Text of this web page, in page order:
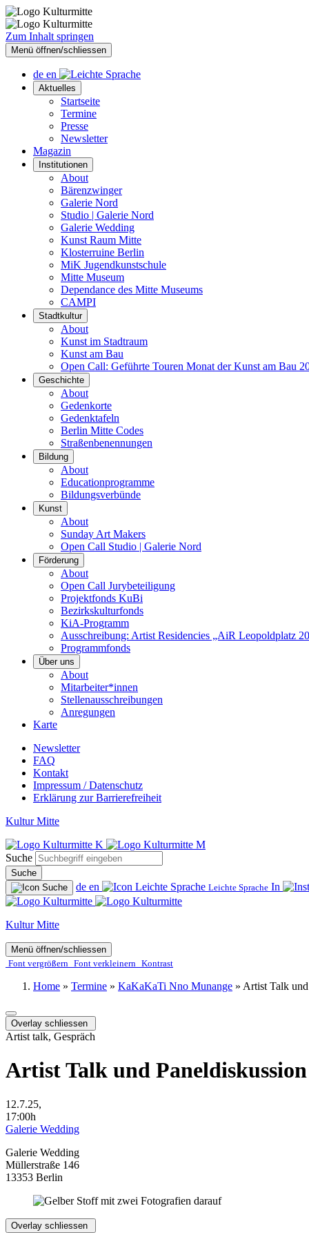
Zum Inhalt springen
Menü öffnen/schliessen
de en
Aktuelles
Startseite
Termine
Presse
Newsletter
Magazin
Institutionen
About
Bärenzwinger
Galerie Nord
Studio | Galerie Nord
Galerie Wedding
Kunst Raum Mitte
Klosterruine Berlin
MiK Jugendkunstschule
Mitte Museum
Dependance des Mitte Museums
CAMPI
Stadtkultur
About
Kunst im Stadtraum
Kunst am Bau
Open Call: Geführte Touren Monat der Kunst am Bau
Geschichte
About
Gedenkorte
Gedenktafeln
Berlin Mitte Codes
Straßenbenennungen
Bildung
About
Educationprogramme
Bildungsverbünde
Kunst
About
Sunday Art Makers
Open Call Studio | Galerie Nord
Förderung
About
Open Call Jurybeteiligung
Projektfonds KuBi
Bezirkskulturfonds
KiA-Programm
Ausschreibung: Artist Residencies „AiR Leopoldplatz
Programmfonds
Über uns
About
Mitarbeiter*innen
Stellenausschreibungen
Anregungen
Karte
Newsletter
FAQ
Kontakt
Impressum / Datenschutz
Erklärung zur Barrierefreiheit
Kultur Mitte
Suche
Suche
de en Leichte Sprache In
Kultur Mitte
Menü öffnen/schliessen
Font ver­­größern Font ver­­kleinern Kontrast
Home » Termine » KaKaKaTi Nno Munange » Artist Talk
Overlay schliessen
Artist talk, Gespräch
Artist Talk und Paneldiskussion
12.7.25,
17:00h
Galerie Wedding
Galerie Wedding
Müllerstraße 146
13353 Berlin
Overlay schliessen